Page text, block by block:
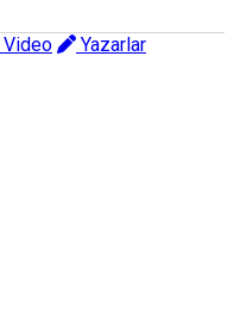
Video
Yazarlar